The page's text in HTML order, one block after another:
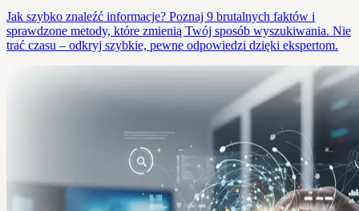
Jak szybko znaleźć informacje? Poznaj 9 brutalnych faktów i
sprawdzone metody, które zmienią Twój sposób wyszukiwania. Nie
trać czasu – odkryj szybkie, pewne odpowiedzi dzięki ekspertom.